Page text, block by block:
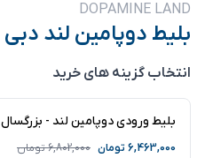
DOPAMINE LAND
بلیط دوپامین لند دبی
انتخاب گزینه های خرید
بلیط ورودی دوپامین لند - بزرگسال
6,463,000 تومان 6,802,000تومان